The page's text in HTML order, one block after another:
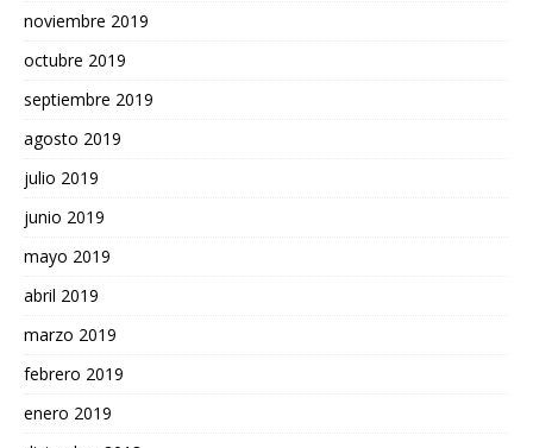
noviembre 2019
octubre 2019
septiembre 2019
agosto 2019
julio 2019
junio 2019
mayo 2019
abril 2019
marzo 2019
febrero 2019
enero 2019